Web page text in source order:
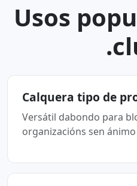
Usos
Calquera tipo de
Versátil dabondo para
organizacións sen